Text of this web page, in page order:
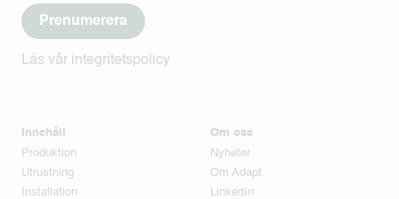
Prenumerera
Läs vår integritetspolicy
Innehåll
Produktion
Utrustning
Installation
Om oss
Nyheter
Om Adapt
LinkedIn